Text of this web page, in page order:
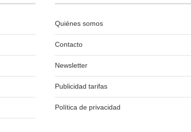
Quiénes somos
Contacto
Newsletter
Publicidad tarifas
Política de privacidad